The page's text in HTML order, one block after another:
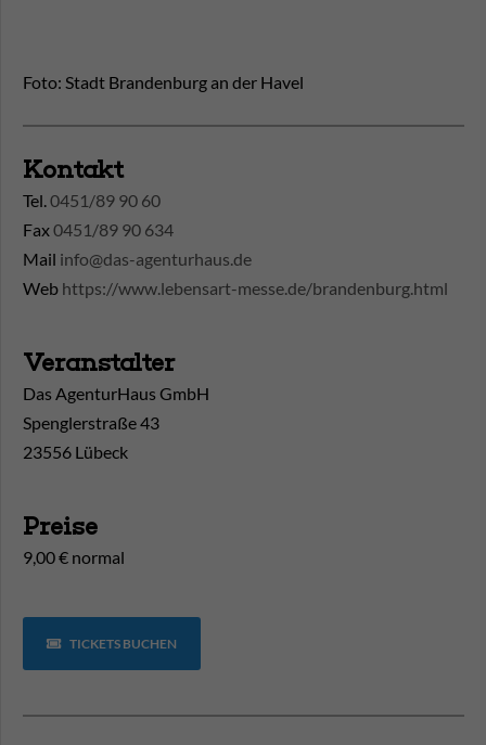
Foto: Stadt Brandenburg an der Havel
Kontakt
Tel.0451/89 90 60
Fax0451/89 90 634
Mail info@das-agenturhaus.de
Web https://www.lebensart-messe.de/brandenburg.html
Veranstalter
Das AgenturHaus GmbH
Spenglerstraße 43
23556 Lübeck
Preise
9,00 € normal
TICKETS BUCHEN